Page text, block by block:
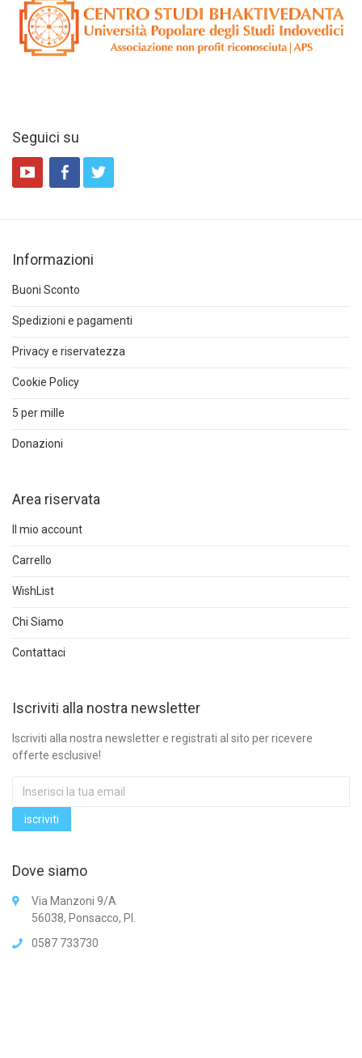
Seguici su
Informazioni
Buoni Sconto
Spedizioni e pagamenti
Privacy e riservatezza
Cookie Policy
5 per mille
Donazioni
Area riservata
Il mio account
Carrello
WishList
Chi Siamo
Contattaci
Iscriviti alla nostra newsletter
Iscriviti alla nostra newsletter e registrati al sito per ricevere
offerte esclusive!
Dove siamo
Via Manzoni 9/A
56038, Ponsacco, PI.
0587 733730